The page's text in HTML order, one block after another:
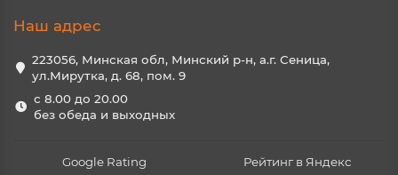
Наш адрес
223056, Минская обл, Минский р-н, а.г. Сеница,
ул.Мирутка, д. 68, пом. 9
с 8.00 до 20.00
без обеда и выходных
Google Rating Рейтинг в Яндекс